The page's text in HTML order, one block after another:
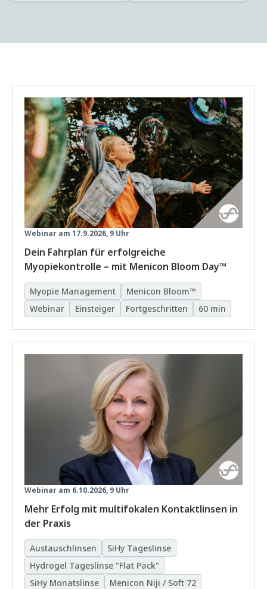
Webinar am 17.9.2026, 9 Uhr
Dein Fahrplan für erfolgreiche
Myopiekontrolle – mit Menicon Bloom Day™
Myopie Management
Menicon Bloom™
Webinar
Einsteiger Fortgeschritten 60 min
Webinar am 6.10.2026, 9 Uhr
Mehr Erfolg mit multifokalen Kontaktlinsen in
der Praxis
Austauschlinsen
SiHy Tageslinse
Hydrogel Tageslinse "Flat Pack"
SiHy Monatslinse
Menicon Niji / Soft 72